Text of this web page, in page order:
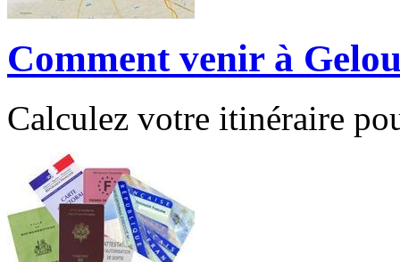
Comment venir à
Calculez votre itinéraire